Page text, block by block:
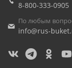
8-800-333-0905
По любым
info@rus-